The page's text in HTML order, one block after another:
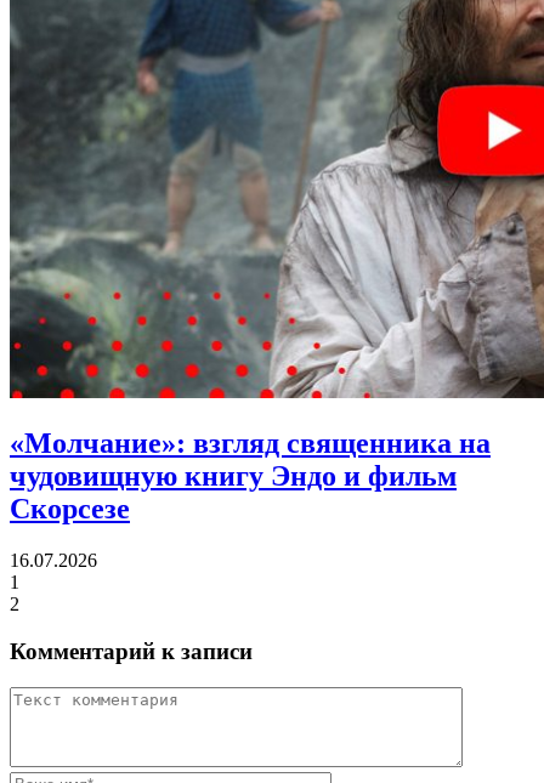
«Молчание»: взгляд священника на
чудовищную книгу Эндо и фильм
Скорсезе
16.07.2026
1
2
Комментарий к записи